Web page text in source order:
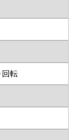
回転